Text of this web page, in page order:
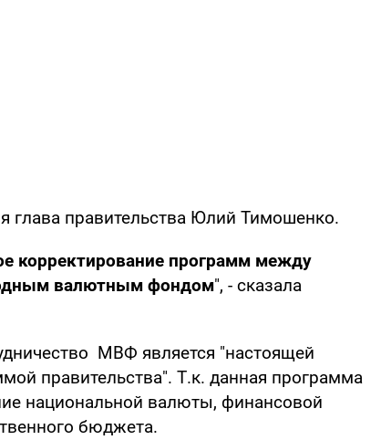
глава правительства Юлий Тимошенко.
корректирование программ между
валютным фондом", - сказала
МВФ является "настоящей
правительства". Т.к. данная программа
национальной валюты, финансовой
бюджета.